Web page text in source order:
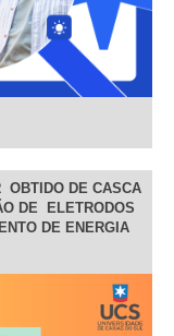
OBTIDO DE CASCA
DE ELETRODOS
DE ENERGIA